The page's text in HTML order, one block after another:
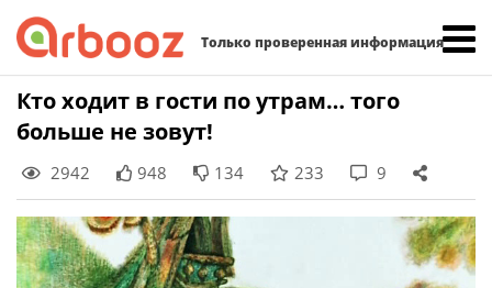
Только проверенная информация
Skip
to
Кто ходит в гости по утрам… того
больше не зовут!
2942 948 134 233 9
Найти: